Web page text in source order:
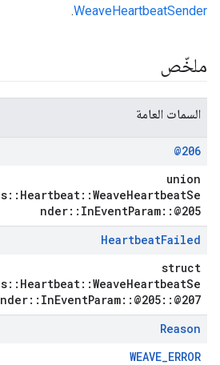
WeaveHeartbeatSender
.
ملخّص
السمات العامة
@206
union
nder::InEventParam::@205
HeartbeatFailed
struct
nder::InEventParam::@205::@207
Reason
WEAVE_ERROR